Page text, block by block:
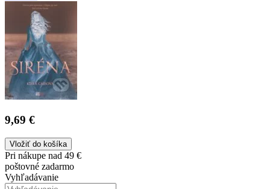
9,69 €
Vložiť do košíka
Pri nákupe nad 49 €
poštovné zadarmo
Vyhľadávanie